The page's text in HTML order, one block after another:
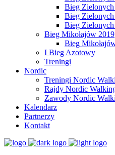
Bieg Zielonych
Bieg Zielonych
Bieg Zielonych
Bieg Mikołajów 2019
Bieg
I Bieg Azotowy
Treningi
Nordic
Treningi Nordic
Rajdy Nordic
Zawody Nordic
Kalendarz
Partnerzy
Kontakt